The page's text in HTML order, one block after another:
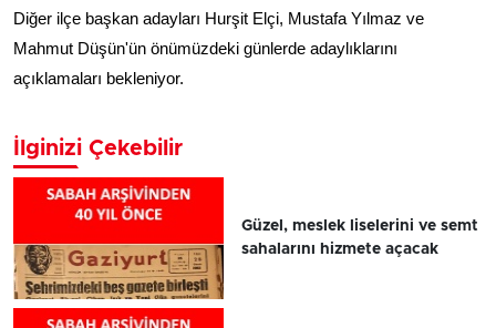
Diğer ilçe başkan adayları Hurşit Elçi, Mustafa Yılmaz ve
Mahmut Düşün'ün önümüzdeki günlerde adaylıklarını
açıklamaları bekleniyor.
İlginizi Çekebilir
Güzel, meslek liselerini ve semt
sahalarını hizmete açacak